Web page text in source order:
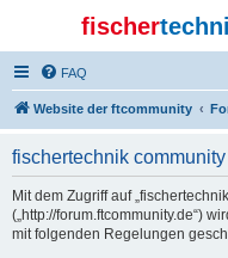
fischer
FAQ
Website der ftcommunity
fischertechnik
Mit dem Zugriff auf
(„http://forum.ftcommunity.de“)
mit folgenden Regelungen